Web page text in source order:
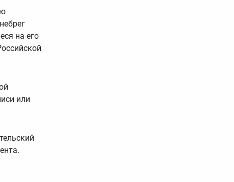
на его
или